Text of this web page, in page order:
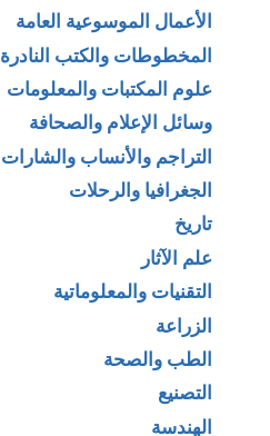
الأعمال الموسوعية العامة
المخطوطات والكتب النادرة
علوم المكتبات والمعلومات
وسائل الإعلام والصحافة
التراجم والأنساب والشارات
الجغرافيا والرحلات
تاريخ
علم الآثار
التقنيات والمعلوماتية
الزراعة
الطب والصحة
التصنيع
الهندسة